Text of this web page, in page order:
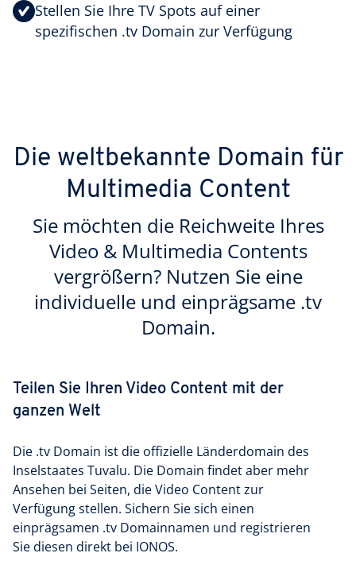
Stellen Sie Ihre TV Spots auf einer
spezifischen .tv Domain zur Verfügung
Die weltbekannte Domain für
Multimedia Content
Sie möchten die Reichweite Ihres
Video & Multimedia Contents
vergrößern? Nutzen Sie eine
individuelle und einprägsame .tv
Domain.
Teilen Sie Ihren Video Content mit der
ganzen Welt
Die .tv Domain ist die offizielle Länderdomain des
Inselstaates Tuvalu. Die Domain findet aber mehr
Ansehen bei Seiten, die Video Content zur
Verfügung stellen. Sichern Sie sich einen
einprägsamen .tv Domainnamen und registrieren
Sie diesen direkt bei IONOS.